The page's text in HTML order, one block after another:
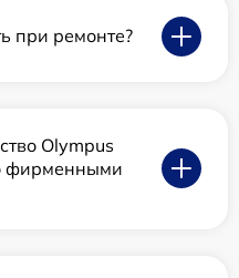
при ремонте?
Olympus
фирменными